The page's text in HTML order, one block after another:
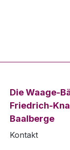
Die Waage-
Friedrich-
Baalberge
Kontakt